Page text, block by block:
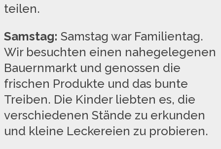
teilen.
Samstag: Samstag war Familientag.
Wir besuchten einen nahegelegenen
Bauernmarkt und genossen die
frischen Produkte und das bunte
Treiben. Die Kinder liebten es, die
verschiedenen Stände zu erkunden
und kleine Leckereien zu probieren.